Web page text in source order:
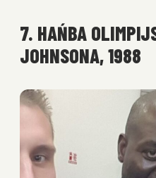
7. HAŃBA
JOHNSONA, 1988